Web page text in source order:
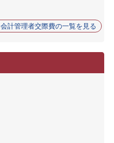
会計管理者交際費の一覧を見る